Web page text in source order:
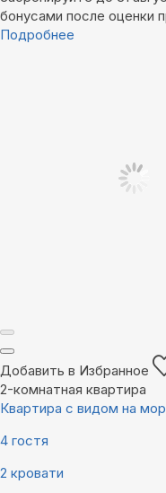
бонусами после оценки
Подробнее
Добавить в Избранное
2-комнатная квартира
Квартира с видом на
4 гостя
2 кровати